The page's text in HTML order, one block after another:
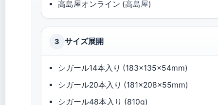
高島屋オンライン (高島屋)
3 サイズ展開
シガール14本入り (183×135×54mm)
シガール20本入り (181×208×55mm)
シガール48本入り (810g)